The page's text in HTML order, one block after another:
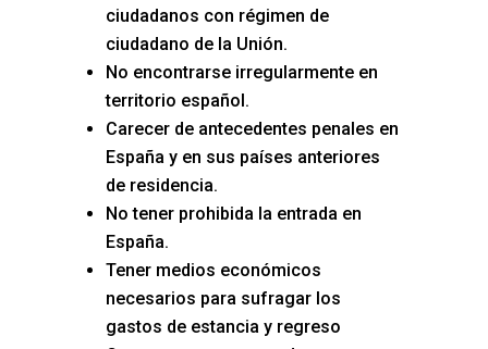
ciudadanos con régimen de
ciudadano de la Unión.
No encontrarse irregularmente en
territorio español.
Carecer de antecedentes penales en
España y en sus países anteriores
de residencia.
No tener prohibida la entrada en
España.
Tener medios económicos
necesarios para sufragar los
gastos de estancia y regreso